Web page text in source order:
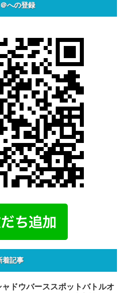
への登録
着記事
ャドウバーススポットバトルオ